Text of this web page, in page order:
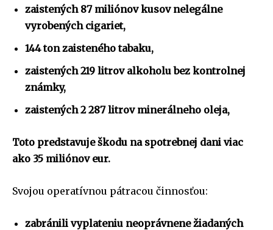
zaistených 87 miliónov kusov nelegálne
vyrobených cigariet,
144 ton zaisteného tabaku,
zaistených 219 litrov alkoholu bez kontrolnej
známky,
zaistených 2 287 litrov minerálneho oleja,
Toto predstavuje škodu na spotrebnej dani viac
ako 35 miliónov eur.
Svojou operatívnou pátracou činnosťou:
zabránili vyplateniu neoprávnene žiadaných